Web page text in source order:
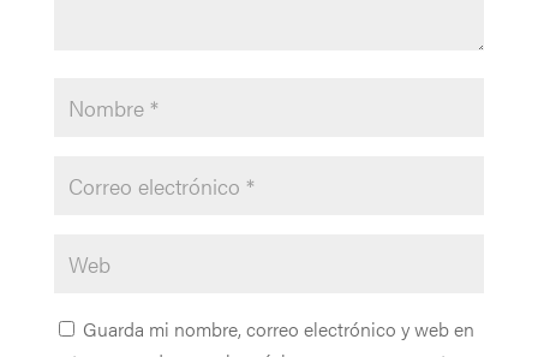
Guarda mi nombre, correo electrónico y web en